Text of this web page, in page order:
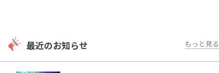
最近のお知らせ もっと見る